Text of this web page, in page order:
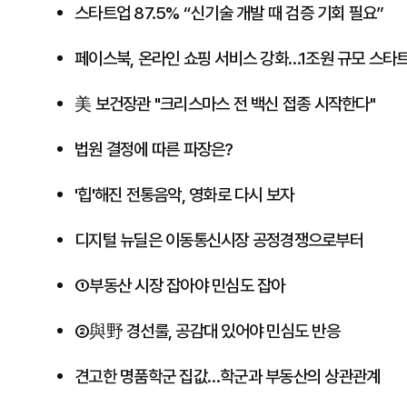
스타트업 87.5% “신기술 개발 때 검증 기회 필요”
페이스북, 온라인 쇼핑 서비스 강화…1조원 규모 스타
美 보건장관 "크리스마스 전 백신 접종 시작한다"
법원 결정에 따른 파장은?
'힙'해진 전통음악, 영화로 다시 보자
디지털 뉴딜은 이동통신시장 공정경쟁으로부터
①부동산 시장 잡아야 민심도 잡아
②與野 경선룰, 공감대 있어야 민심도 반응
견고한 명품학군 집값…학군과 부동산의 상관관계